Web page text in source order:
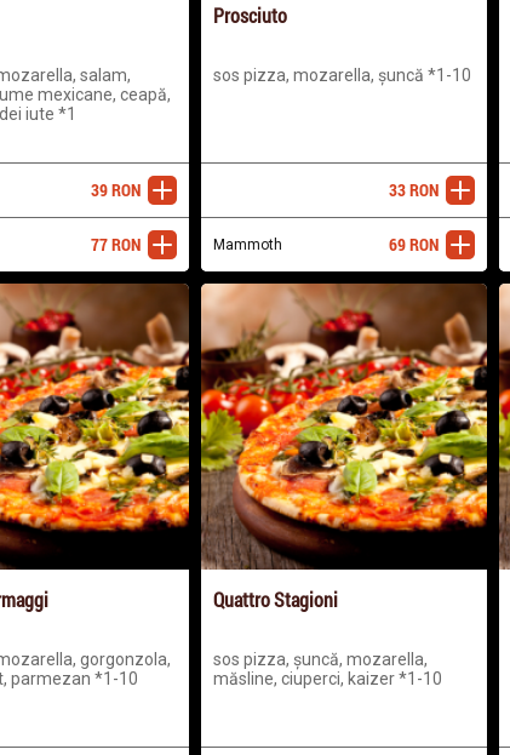
salam,
mexicane, ceapă,
iute *1
adaugă
39RON
adaugă
77RON
Prosciuto
sos pizza, mozarella, șuncă *1-10
adaugă
33RON
Mammoth adaugă
69RON
gorgonzola,
parmezan *1-10
Quattro Stagioni
sos pizza, șuncă, mozarella,
măsline, ciuperci, kaizer *1-10